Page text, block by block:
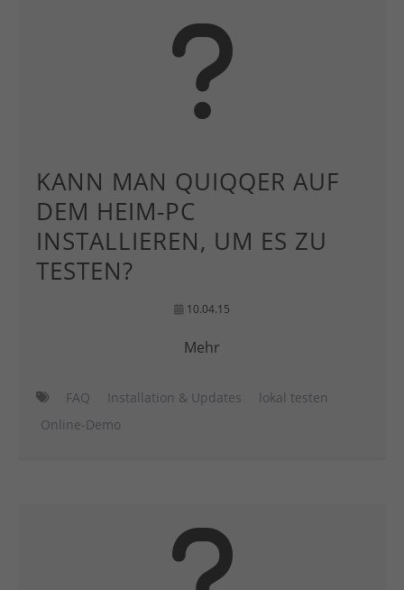
KANN MAN QUIQQER AUF
DEM HEIM-PC
INSTALLIEREN, UM ES ZU
TESTEN?
10.04.15
Mehr
FAQ Installation & Updates
lokal testen
Online-Demo